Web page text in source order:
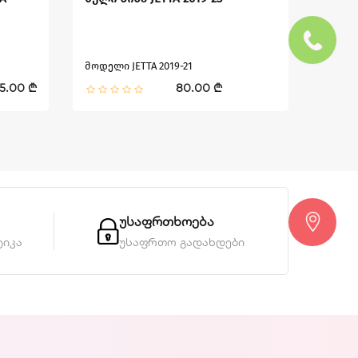
₾
მოდელი JETTA 2019-21
80.00 ₾
უსაფრთხოება
უსაფრთო გადახდები